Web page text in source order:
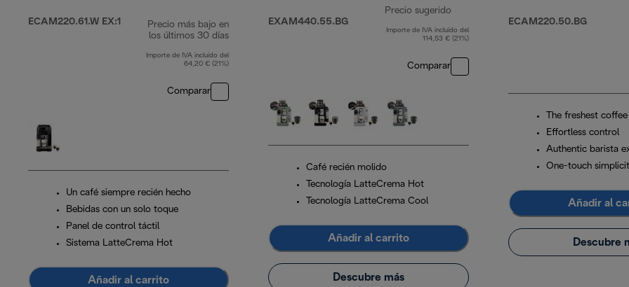
ECAM220.61.W EX:1
Precio más bajo en
los últimos 30 días
Importe de IVA incluido del
64,20 € (21%)
Comparar
Un café siempre recién hecho
Bebidas con un solo toque
Panel de control táctil
Sistema LatteCrema Hot
Añadir al carrito
EXAM440.55.BG
Precio sugerido
precio original 799,90 €
Importe de IVA incluido del
114,53 € (21%)
Comparar
Café recién molido
Tecnología LatteCrema Hot
Tecnología LatteCrema Cool
Añadir al carrito
Descubre más
ECAM220.50.BG
The freshest coffee
Effortless control
Authentic barista
One-touch
Añadir al
Descubre